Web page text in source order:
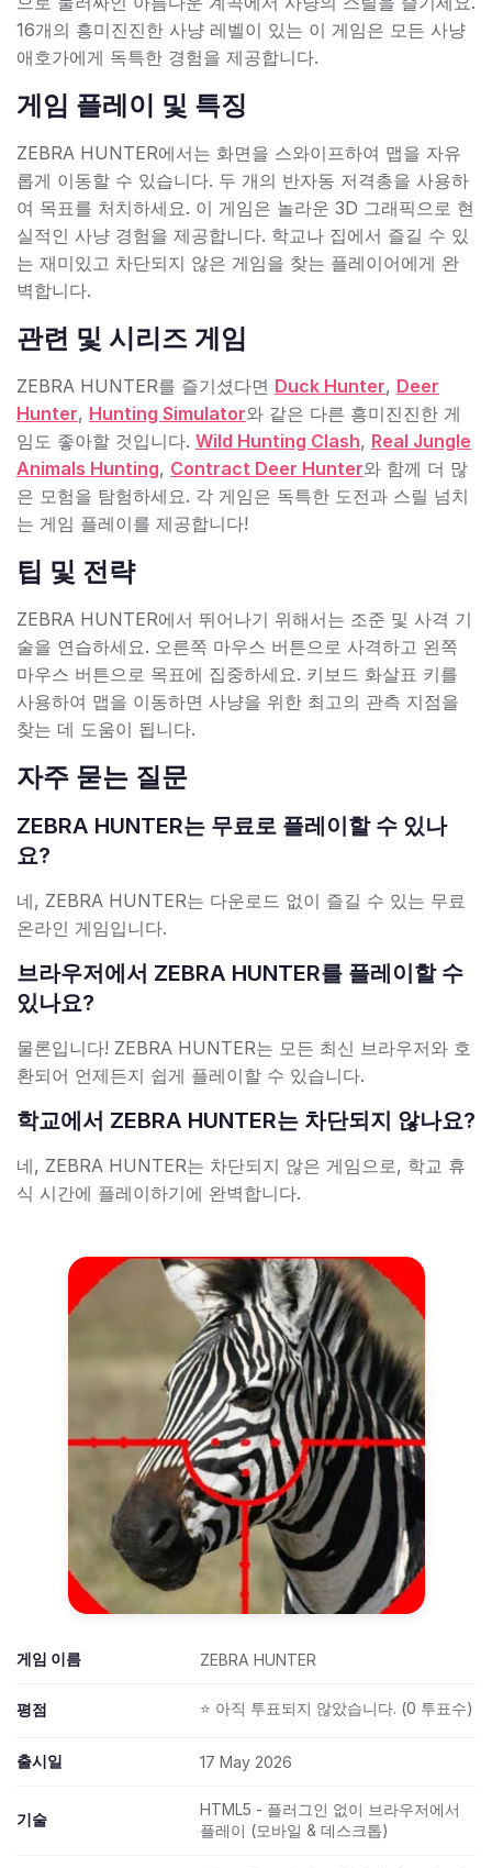
16개의 흥미진진한 사냥 레벨이 있는 이 게임은 모든 사냥
애호가에게 독특한 경험을 제공합니다.
게임 플레이 및 특징
ZEBRA HUNTER에서는 화면을 스와이프하여 맵을 자유
롭게 이동할 수 있습니다. 두 개의 반자동 저격총을 사용하
여 목표를 처치하세요. 이 게임은 놀라운 3D 그래픽으로 현
실적인 사냥 경험을 제공합니다. 학교나 집에서 즐길 수 있
는 재미있고 차단되지 않은 게임을 찾는 플레이어에게 완
벽합니다.
관련 및 시리즈 게임
ZEBRA HUNTER를 즐기셨다면 Duck Hunter, Deer
Hunter, Hunting Simulator와 같은 다른 흥미진진한 게
임도 좋아할 것입니다. Wild Hunting Clash, Real Jungle
Animals Hunting, Contract Deer Hunter와 함께 더 많
은 모험을 탐험하세요. 각 게임은 독특한 도전과 스릴 넘치
는 게임 플레이를 제공합니다!
팁 및 전략
ZEBRA HUNTER에서 뛰어나기 위해서는 조준 및 사격 기
술을 연습하세요. 오른쪽 마우스 버튼으로 사격하고 왼쪽
마우스 버튼으로 목표에 집중하세요. 키보드 화살표 키를
사용하여 맵을 이동하면 사냥을 위한 최고의 관측 지점을
찾는 데 도움이 됩니다.
자주 묻는 질문
ZEBRA HUNTER는 무료로 플레이할 수 있나
요?
네, ZEBRA HUNTER는 다운로드 없이 즐길 수 있는 무료
온라인 게임입니다.
브라우저에서 ZEBRA HUNTER를 플레이할 수
있나요?
물론입니다! ZEBRA HUNTER는 모든 최신 브라우저와 호
환되어 언제든지 쉽게 플레이할 수 있습니다.
학교에서 ZEBRA HUNTER는 차단되지 않나요?
네, ZEBRA HUNTER는 차단되지 않은 게임으로, 학교 휴
식 시간에 플레이하기에 완벽합니다.
게임 이름 ZEBRA HUNTER
평점 ⭐ 아직 투표되지 않았습니다. (0 투표수)
출시일 17 May 2026
기술
HTML5 - 플러그인 없이 브라우저에서
플레이 (모바일 & 데스크톱)